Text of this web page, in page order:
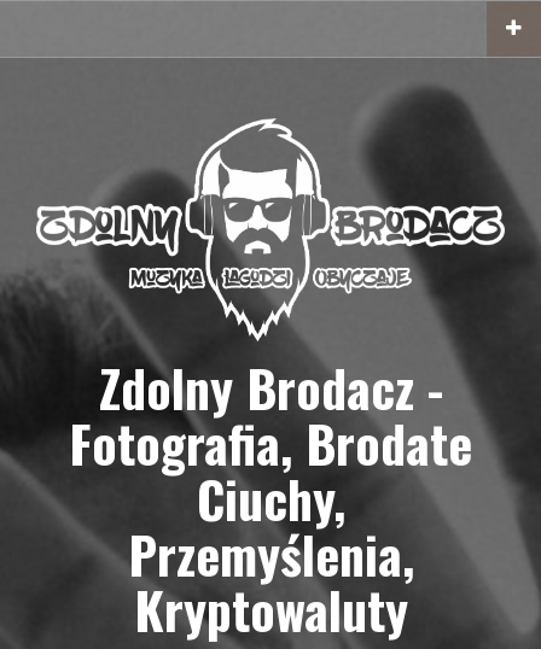
treści
Zdolny Brodacz -
Fotografia, Brodate
Ciuchy,
Przemyślenia,
Kryptowaluty